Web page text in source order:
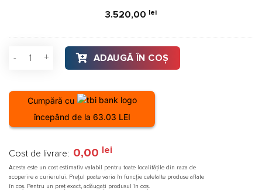
3.520,00 lei
Cantitate Distribuitor încălzire pardoseală, Uponor Vario C,
ADAUGĂ ÎN COȘ
Cumpără cu
începând de la 63.03 LEI
Cost de livrare: 0,00 lei
Acesta este un cost estimativ valabil pentru toate localitățile din raza de
acoperire a curierului. Prețul poate varia în funcție celelalte produse aflate
în coș. Pentru un preț exact, adăugați produsul în coș.